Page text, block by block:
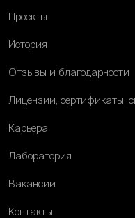
Проекты
История
Отзывы и благодарности
Лицензии, сертификаты,
Карьера
Лаборатория
Вакансии
Контакты